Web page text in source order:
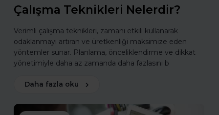
Çalışma Teknikleri Nelerdir?
Verimli çalışma teknikleri, zamanı etkili kullanarak
odaklanmayı artıran ve üretkenliği maksimize eden
yöntemler sunar. Planlama, önceliklendirme ve dikkat
yönetimiyle daha az zamanda daha fazlasını b
Daha fazla oku